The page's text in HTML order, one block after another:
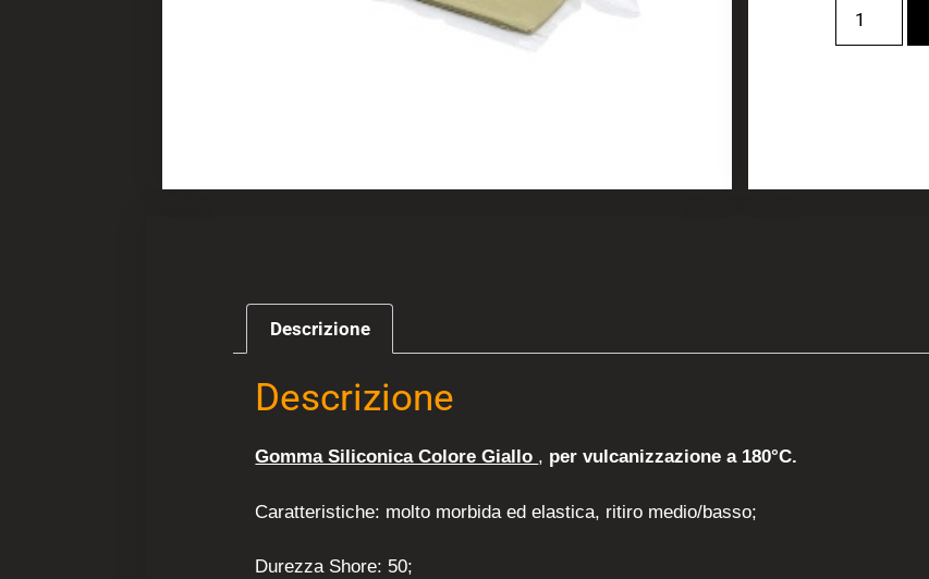
Descrizione
Descrizione
Gomma Siliconica Colore Giallo , per vulcanizzazione a 180°C.
Caratteristiche: molto morbida ed elastica, ritiro medio/basso;
Durezza Shore: 50;